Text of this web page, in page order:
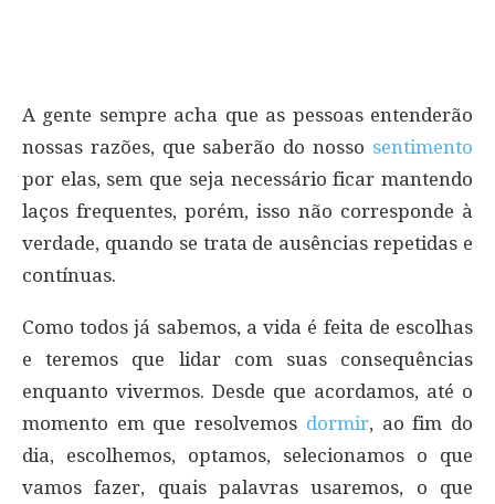
A gente sempre acha que as pessoas entenderão
nossas razões, que saberão do nosso sentimento
por elas, sem que seja necessário ficar mantendo
laços frequentes, porém, isso não corresponde à
verdade, quando se trata de ausências repetidas e
contínuas.
Como todos já sabemos, a vida é feita de escolhas
e teremos que lidar com suas consequências
enquanto vivermos. Desde que acordamos, até o
momento em que resolvemos dormir, ao fim do
dia, escolhemos, optamos, selecionamos o que
vamos fazer, quais palavras usaremos, o que